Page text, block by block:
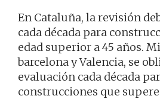
En Cataluña, la revisión
cada década para
edad superior a 45 años.
barcelona y Valencia, se
evaluación cada década
construcciones que